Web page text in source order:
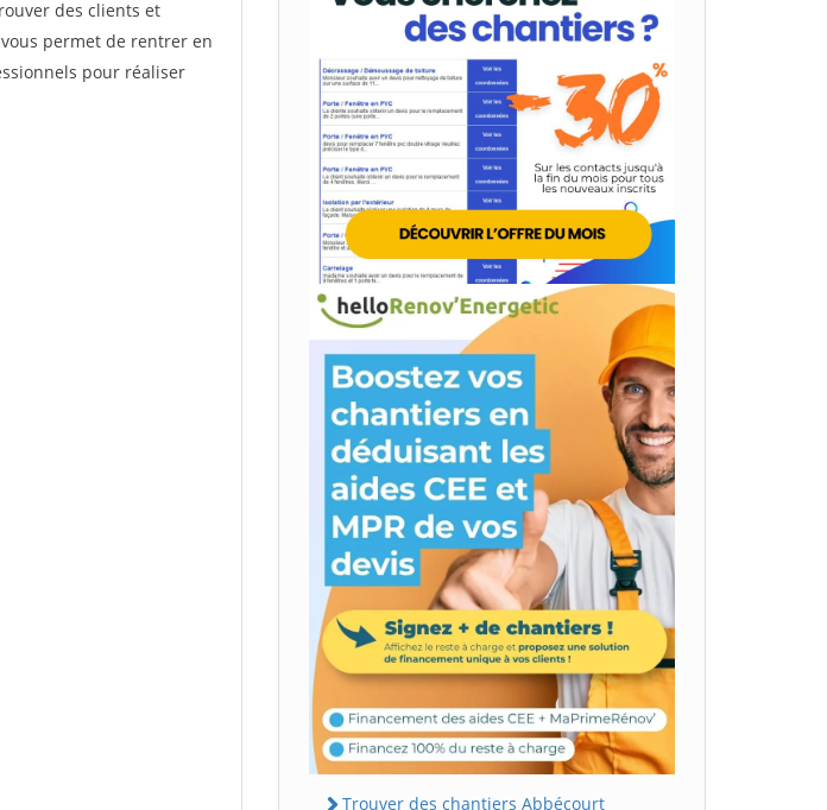
des clients et
permet de rentrer en
pour réaliser
Trouver des chantiers Abbécourt